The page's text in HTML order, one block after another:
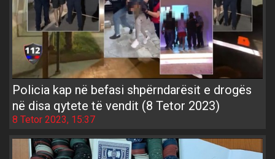
Policia kap në befasi shpërndarësit e drogës
në disa qytete të vendit (8 Tetor 2023)
8 Tetor 2023, 15:37